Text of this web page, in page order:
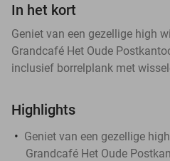
In het kort
Geniet van een gezellige high
Grandcafé Het Oude
inclusief borrelplank met
Highlights
Geniet van een gezellige
Grandcafé Het Oude